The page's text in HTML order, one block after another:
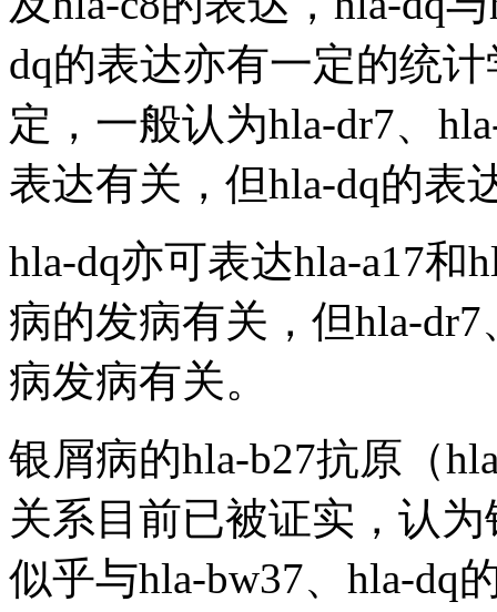
dq的表达亦有一定的统
定，一般认为hla-dr7、
表达有关，但hla-dq的表
hla-dq亦可表达hla-a17和
病的发病有关，但hla-
病发病有关。
银屑病的hla-b27抗原（
关系目前已被证实，认
似乎与hla-bw37、hla-dq